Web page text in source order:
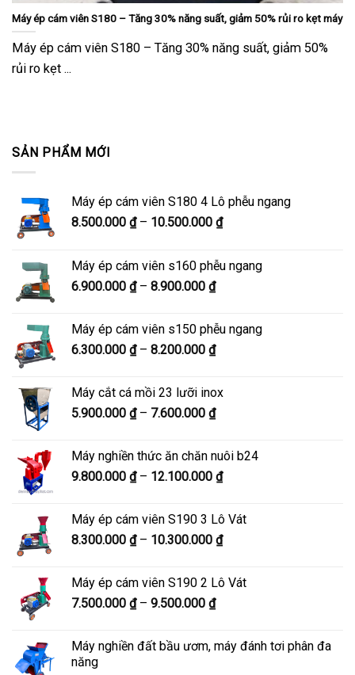
SẢN PHẨM MỚI
Máy ép cám viên S180 4 Lô phễu ngang
8.500.000 ₫ – 10.500.000 ₫Khoảng
8.500.000 ₫
Máy ép cám viên s160 phễu ngang
6.900.000 ₫ – 8.900.000 ₫Khoảng
từ
6.900.000 ₫
đến
Máy ép cám viên s150 phễu ngang
6.300.000 ₫ – 8.200.000 ₫Khoảng
6.300.000 ₫
đến
Máy cắt cá mồi 23 lưỡi inox
5.900.000 ₫ – 7.600.000 ₫Khoảng
5.900.000 ₫
đến
Máy nghiền thức ăn chăn nuôi b24
9.800.000 ₫ – 12.100.000 ₫Khoảng
9.800.000 ₫
đến
Máy ép cám viên S190 3 Lô Vát
8.300.000 ₫ – 10.300.000 ₫Khoảng
8.300.000 ₫
Máy ép cám viên S190 2 Lô Vát
7.500.000 ₫ – 9.500.000 ₫Khoảng
7.500.000 ₫
Máy nghiền đất bầu ươm, máy đánh tơi phân đa
năng
Máy ép cám viên S180 – Tăng 30% năng suất, giảm 50% rủi ro kẹt máy
Máy ép cám viên S180 – Tăng 30% năng suất, giảm 50%
rủi ro kẹt ...